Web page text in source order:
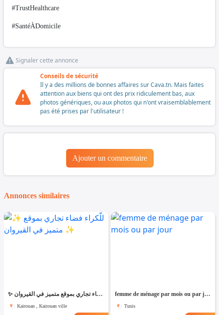
#TrustHealthcare
#SantéÀDomicile
Signaler cette annonce
Conseils de sécurité
Il y a des millions de bonnes affaires sur Cava.tn. Mais faites
attention aux biens qui ont des prix ridiculement bas, aux
photos génériques, ou aux photos qui n'ont vraisemblablement
pas été prises par l'utilisateur !
Ajouter un commentaire
Annonces similaires
✨ للّكراء فضاء تجاري بموقع متميز في القيروان ✨
Kairouan , Kairouan ville
femme de ménage par mois ou par jour
Tunis